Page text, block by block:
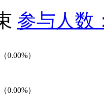
参与人数
0.00%）
0.00%）